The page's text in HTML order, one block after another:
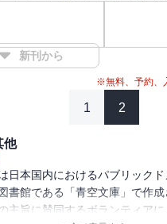
新刊から
※無料、予約、
1 2
他
日本国内におけるパブリック
書館である「青空文庫」で作成
主旨に賛同するボランティア